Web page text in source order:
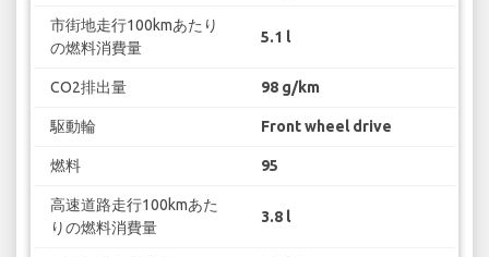
市街地走行100kmあたり
の燃料消費量
5.1 l
CO2排出量 98 g/km
駆動輪 Front wheel drive
燃料 95
高速道路走行100kmあた
りの燃料消費量
3.8 l